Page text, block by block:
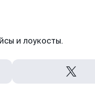
и лоукосты.